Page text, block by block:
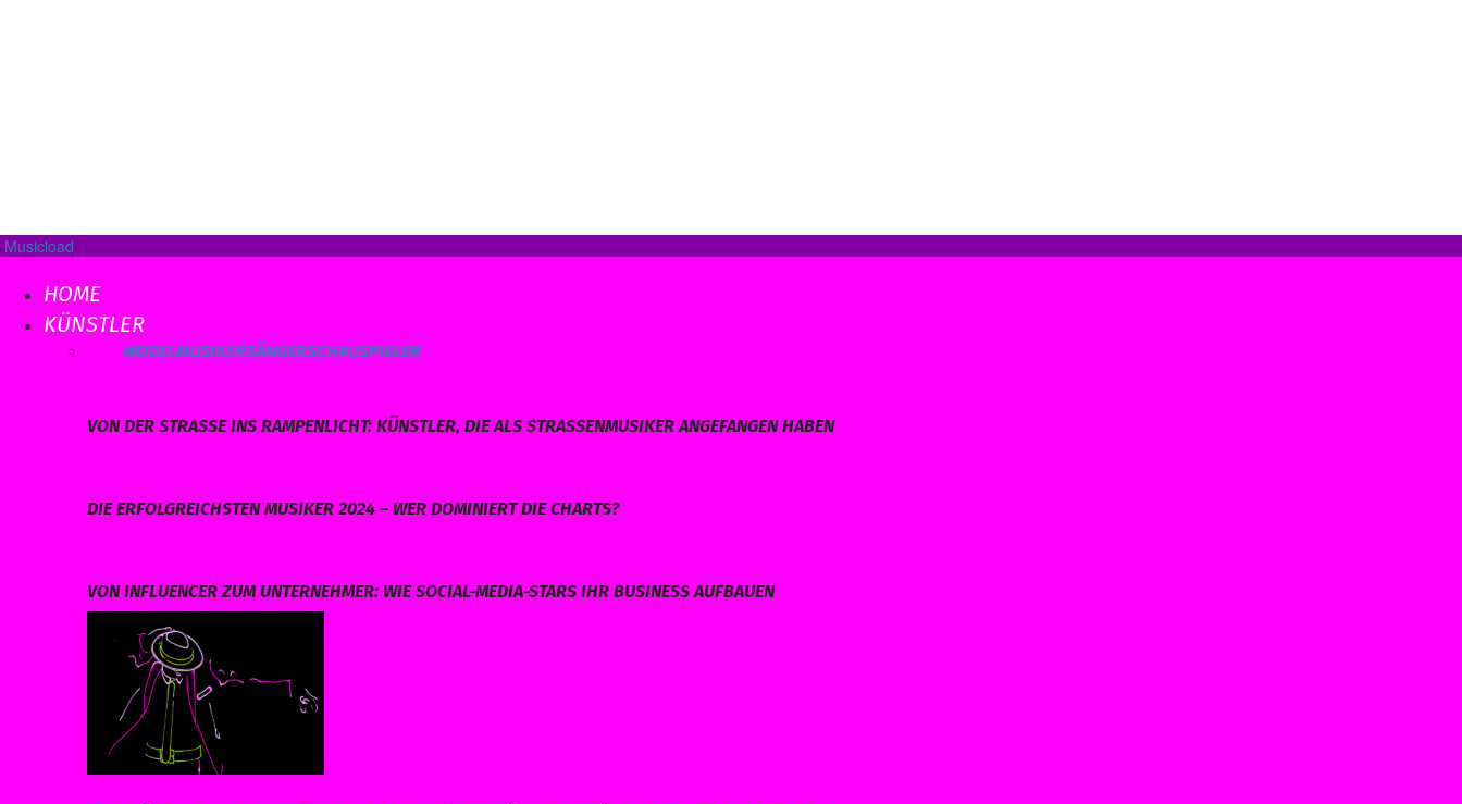
Musicload
HOME
KÜNSTLER
MODELMUSIKERSÄNGERSCHAUSPIELER
VON DER STRASSE INS RAMPENLICHT: KÜNSTLER, DIE ALS STRASSENMUSIKER ANGEFANGEN HABEN
DIE ERFOLGREICHSTEN MUSIKER 2024 – WER DOMINIERT DIE CHARTS?
VON INFLUENCER ZUM UNTERNEHMER: WIE SOCIAL-MEDIA-STARS IHR BUSINESS AUFBAUEN